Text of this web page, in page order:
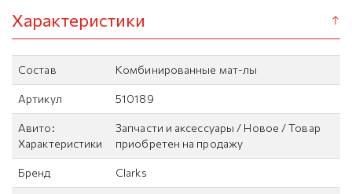
Характеристики
Состав Комбинированные мат-лы
Артикул 510189
Авито:
Характеристики
Запчасти и аксессуары / Новое / Товар
приобретен на продажу
Бренд Clarks